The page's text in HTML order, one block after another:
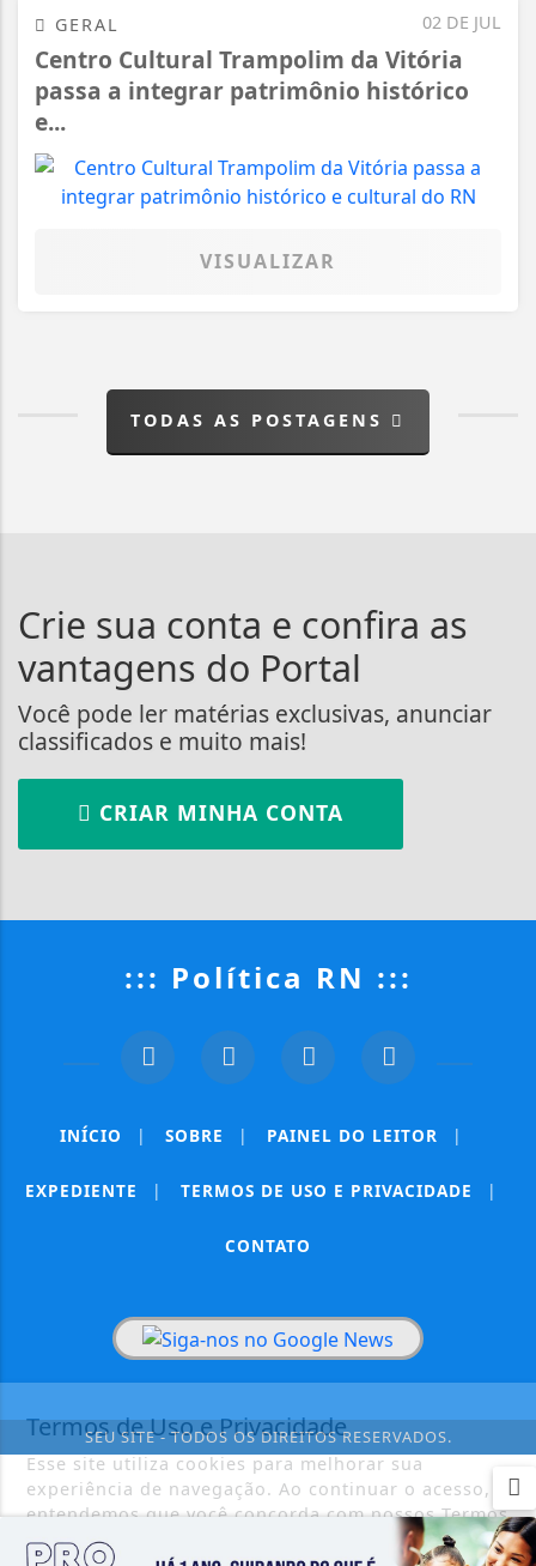
02 DE JUL
GERAL
Centro Cultural Trampolim da Vitória
passa a integrar patrimônio histórico
e...
VISUALIZAR
TODAS AS POSTAGENS
Crie sua conta e confira as
vantagens do Portal
Você pode ler matérias exclusivas, anunciar
classificados e muito mais!
CRIAR MINHA CONTA
::: Política RN :::
INÍCIO | SOBRE | PAINEL DO LEITOR |
EXPEDIENTE | TERMOS DE USO E PRIVACIDADE |
CONTATO
SEU SITE - TODOS OS DIREITOS RESERVADOS.
Termos de Uso e Privacidade
Esse site utiliza cookies para melhorar sua
experiência de navegação. Ao continuar o acesso,
entendemos que você concorda com nossos Termos
de Uso e Privacidade.